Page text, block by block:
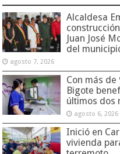
Alcaldesa
Juan José
del
agosto 7, 2026
Con más
Bigote
últimos dos
agosto 6, 2026
Inició en
vivienda